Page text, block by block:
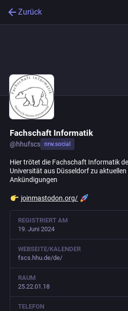
Zurück
Fachschaft Informatik
@hhufscs nrw.social
Hier trötet die Fachschaft Informatik
Universität aus Düsseldorf zu aktuellen
Ankündigungen
joinmastodon.org/
REGISTRIERT AM
19. Juni 2024
WEBSEITE/KALENDER
fscs.hhu.de/de/
RAUM
25.22.01.18
TELEFON